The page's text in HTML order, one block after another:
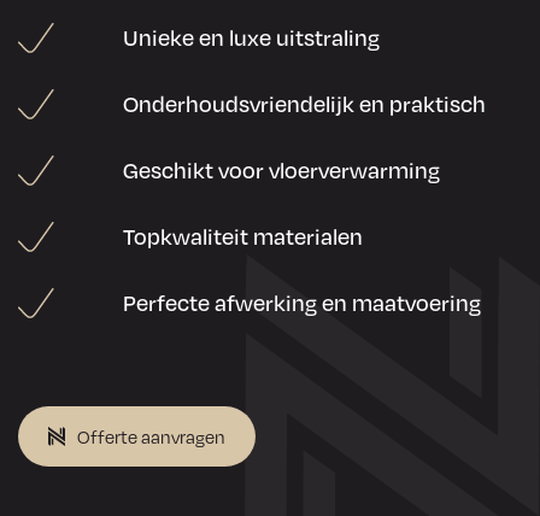
Unieke en luxe uitstraling
Onderhoudsvriendelijk en praktisch
Geschikt voor vloerverwarming
Topkwaliteit materialen
Perfecte afwerking en maatvoering
Offerte aanvragen